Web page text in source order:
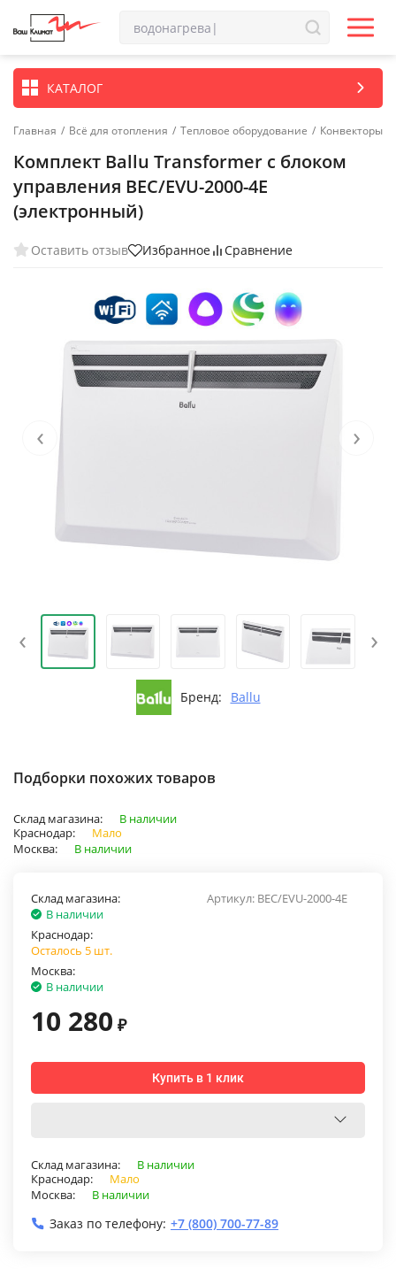
КАТАЛОГ
Главная / Всё для отопления / Тепловое оборудование / Конвекторы
Комплект Ballu Transformer с блоком
управления BEC/EVU-2000-4E
(электронный)
Оставить отзыв Избранное Сравнение
‹ ›
‹ ›
Бренд: Ballu
Подборки похожих товаров
Склад магазина:
В наличии
Краснодар:
Мало
Москва:
В наличии
Артикул: BEC/EVU-2000-4E
Склад магазина:
В наличии
Краснодар:
Осталось 5 шт.
Москва:
В наличии
10 280 ₽
Купить в 1 клик
Склад магазина:
В наличии
Краснодар:
Мало
Москва:
В наличии
Заказ по телефону: +7 (800) 700-77-89